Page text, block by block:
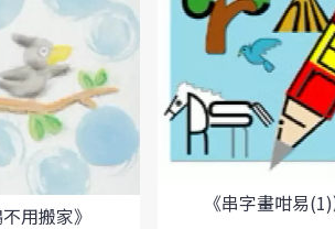
不用搬家》
《串字畫咁易(1)